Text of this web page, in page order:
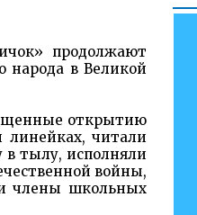
продолжают
народа в Великой
открытию
линейках, читали
в тылу, исполняли
войны,
члены школьных